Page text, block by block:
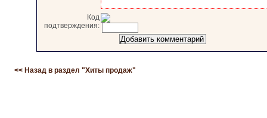
Код
подтверждения:
<< Назад в раздел "Хиты продаж"